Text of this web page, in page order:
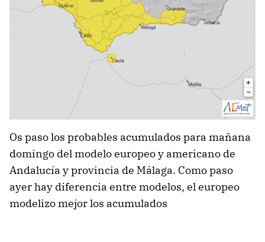
Os paso los probables acumulados para mañana
domingo del modelo europeo y americano de
Andalucía y provincia de Málaga. Como paso
ayer hay diferencia entre modelos, el europeo
modelizo mejor los acumulados